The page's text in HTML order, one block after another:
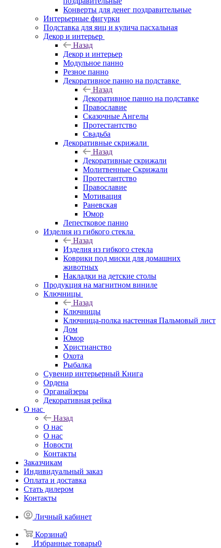
Конверты для денег поздравительные
Интерьерные фигурки
Подставка для яиц и кулича пасхальная
Декор и интерьер
Назад
Декор и интерьер
Модульное панно
Резное панно
Декоративное панно на подставке
Назад
Декоративное панно на подставке
Православие
Сказочные Ангелы
Протестантство
Свадьба
Декоративные скрижали
Назад
Декоративные скрижали
Молитвенные Скрижали
Протестантство
Православие
Мотивация
Раневская
Юмор
Лепестковое панно
Изделия из гибкого стекла
Назад
Изделия из гибкого стекла
Коврики под миски для домашних
животных
Накладки на детские столы
Продукция на магнитном виниле
Ключницы
Назад
Ключницы
Ключница-полка настенная Пальмовый лист
Дом
Юмор
Христианство
Охота
Рыбалка
Сувенир интерьерный Книга
Ордена
Органайзеры
Декоративная рейка
О нас
Назад
О нас
О нас
Новости
Контакты
Заказчикам
Индивидуальный заказ
Оплата и доставка
Стать дилером
Контакты
Личный кабинет
Корзина0
Избранные товары0